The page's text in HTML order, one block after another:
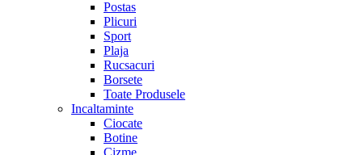
Postas
Plicuri
Sport
Plaja
Rucsacuri
Borsete
Toate Produsele
Incaltaminte
Ciocate
Botine
Cizme